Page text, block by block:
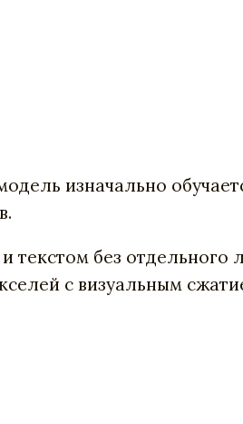
изначально
без отдельного
с визуальным